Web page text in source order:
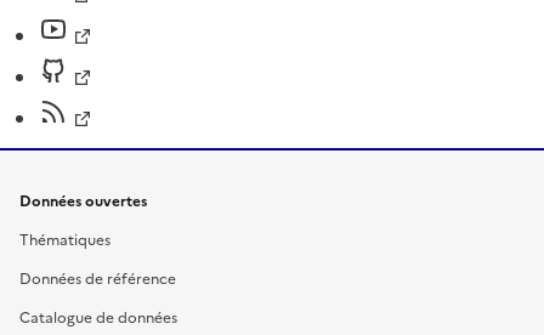
Données ouvertes
Thématiques
Données de référence
Catalogue de données